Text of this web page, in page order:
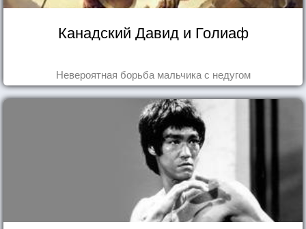
Канадский Давид и Голиаф
Невероятная борьба мальчика с недугом